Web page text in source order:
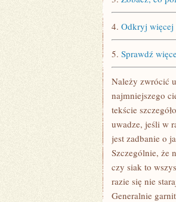
4. Odkryj więcej
5. Sprawdź
Należy zwrócić
najmniejszego
tekście
uwadze, jeśli w
jest zadbanie o
Szczególnie, że
czy siak to
razie się nie
Generalnie